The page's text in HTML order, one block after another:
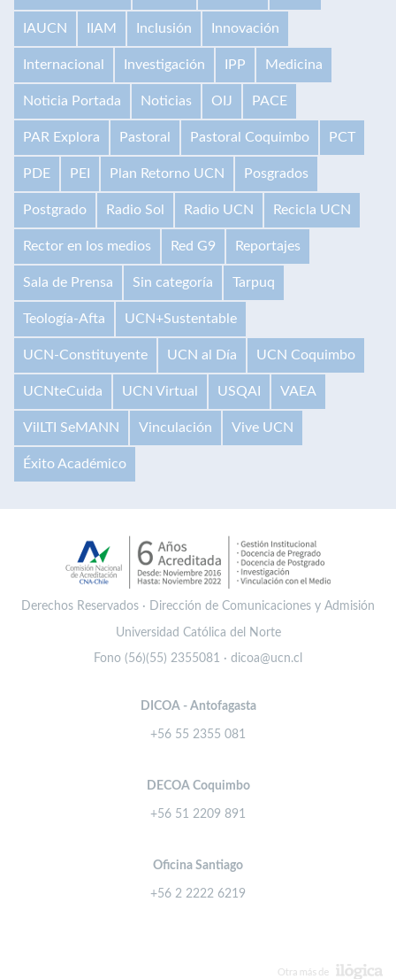
IAUCN IIAM Inclusión Innovación
Internacional Investigación IPP Medicina
Noticia Portada Noticias OIJ PACE
PAR Explora Pastoral Pastoral Coquimbo PCT
PDE PEI Plan Retorno UCN Posgrados
Postgrado Radio Sol Radio UCN Recicla UCN
Rector en los medios Red G9 Reportajes
Sala de Prensa Sin categoría Tarpuq
Teología-Afta UCN+Sustentable
UCN-Constituyente UCN al Día UCN Coquimbo
UCNteCuida UCN Virtual USQAI VAEA
VilLTI SeMANN Vinculación Vive UCN
Éxito Académico
Derechos Reservados · Dirección de Comunicaciones y Admisión
Universidad Católica del Norte
Fono (56)(55) 2355081 · dicoa@ucn.cl
DICOA - Antofagasta
+56 55 2355 081
DECOA Coquimbo
+56 51 2209 891
Oficina Santiago
+56 2 2222 6219